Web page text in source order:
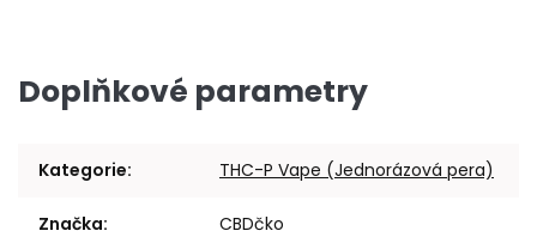
Doplňkové parametry
Kategorie: THC-P Vape (Jednorázová pera)
Značka: CBDčko